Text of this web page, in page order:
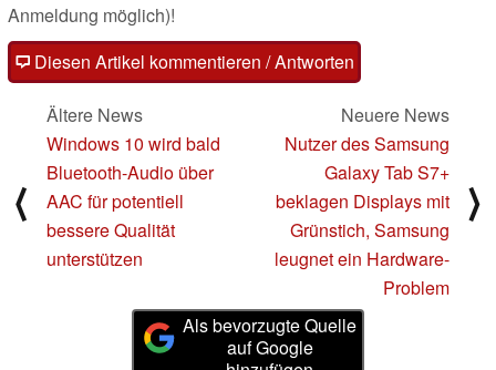
Anmeldung möglich)!
Diesen Artikel kommentieren / Antworten
⟨
Ältere News
Windows 10 wird bald
Bluetooth-Audio über
AAC für potentiell
bessere Qualität
unterstützen
Neuere News
Nutzer des Samsung
Galaxy Tab S7+
beklagen Displays mit
Grünstich, Samsung
leugnet ein Hardware-
Problem
⟩
Als bevorzugte Quelle
auf Google